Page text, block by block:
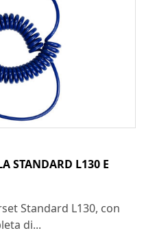
STANDARD L130 E
Standard L130, con
di...